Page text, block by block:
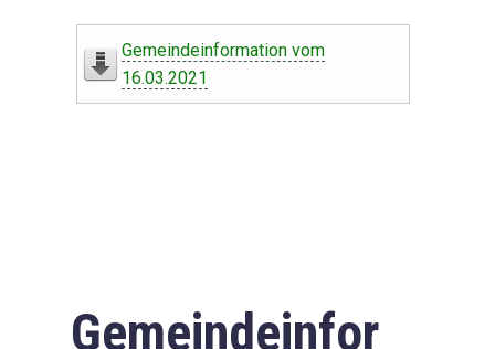
Leben in Oberdorf
Downloads
Gemeindeinformation vom
16.03.2021
Gemeindeinfor